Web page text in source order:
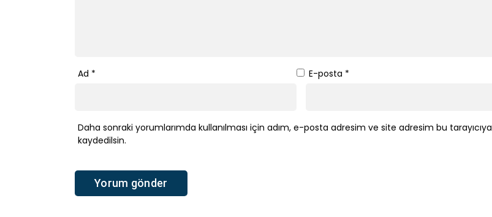
Ad * E-posta *
Daha sonraki yorumlarımda kullanılması için adım, e-posta adresim ve site adresim bu tarayıcıya
kaydedilsin.